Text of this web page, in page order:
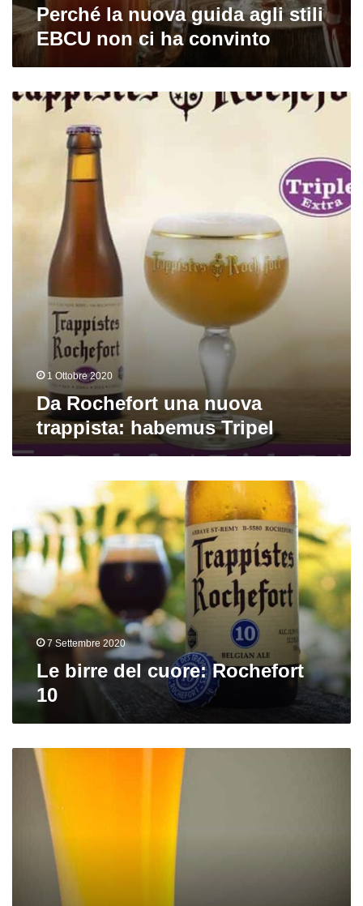
Perché la nuova guida agli stili
EBCU non ci ha convinto
Da
Rochefort
1 Ottobre 2020
Da Rochefort una nuova
trappista: habemus Tripel
cuore:
Rochefort
10
7 Settembre 2020
Le birre del cuore: Rochefort
10
Hallo,